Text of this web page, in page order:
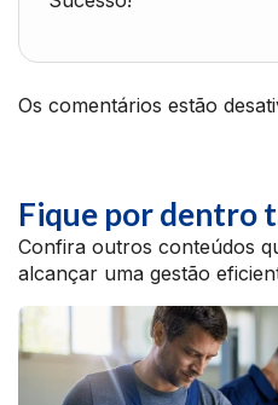
Os comentários estão
Fique por dentro
Confira outros conteúdos
alcançar uma gestão